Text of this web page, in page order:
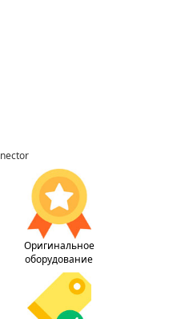
Оригинальное
оборудование